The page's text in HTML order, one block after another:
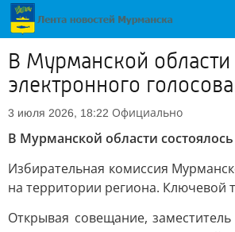
В Мурманской
электронного
3 июля 2026, 18:22 Официально
В Мурманской области
Избирательная комиссия
на территории региона. Ключевой
Открывая совещание,